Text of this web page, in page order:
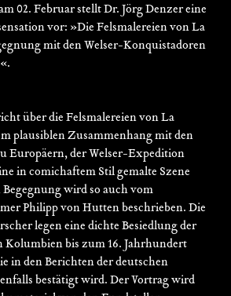
02. Februar stellt Dr. Jörg Denzer eine
vor: »Die Felsmalereien von La
mit den Welser-Konquistadoren
über die Felsmalereien von La
plausiblen Zusammenhang mit den
Europäern, der Welser-Expedition
in comichaftem Stil gemalte Szene
wird so auch vom
Philipp von Hutten beschrieben. Die
legen eine dichte Besiedlung der
Kolumbien bis zum 16. Jahrhundert
in den Berichten der deutschen
bestätigt wird. Der Vortrag wird